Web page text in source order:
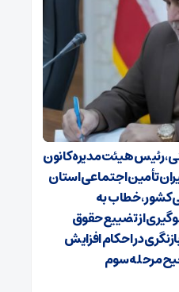
رئیس هیئت‌مدیره کانون
تأمین اجتماعی استان
کشور، خطاب به
از تضییع حقوق
در احکام افزایش
صحیح مرحله سوم